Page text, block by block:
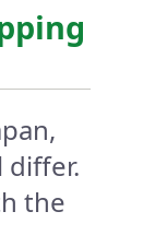
differ.
the